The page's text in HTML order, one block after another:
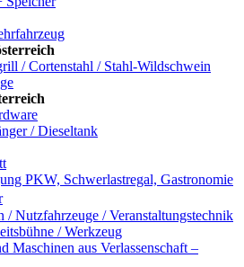
/ Cortenstahl / Stahl-Wildschwein
/ Dieseltank
PKW, Schwerlastregal, Gastronomie
/ Nutzfahrzeuge / Veranstaltungstechnik
/ Werkzeug
Maschinen aus Verlassenschaft –